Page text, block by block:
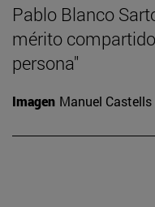
Pablo Blanco
mérito
persona"
Imagen Manuel Castells